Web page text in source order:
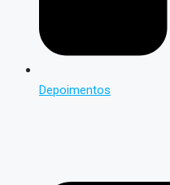
Depoimentos